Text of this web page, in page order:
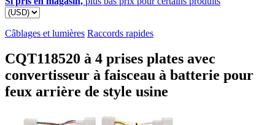
Câblages et lumières Raccords rapides
CQT118520 à 4 prises plates avec
convertisseur à faisceau à batterie pour
feux arrière de style usine